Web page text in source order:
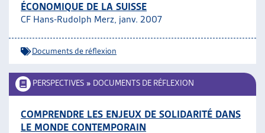
ÉCONOMIQUE DE LA SUISSE
CF Hans-Rudolph Merz, janv. 2007
Documents de réflexion
PERSPECTIVES » DOCUMENTS DE RÉFLEXION
COMPRENDRE LES ENJEUX DE SOLIDARITÉ DANS
LE MONDE CONTEMPORAIN